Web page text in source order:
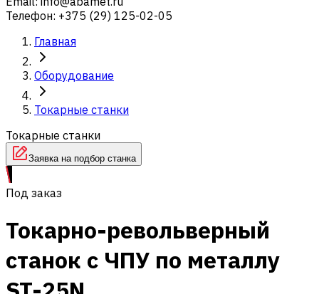
Телефон: +375 (29) 125-02-05
Главная
Оборудование
Токарные станки
Токарные станки
Заявка на подбор станка
Под заказ
Токарно-револьверный
станок с ЧПУ по металлу